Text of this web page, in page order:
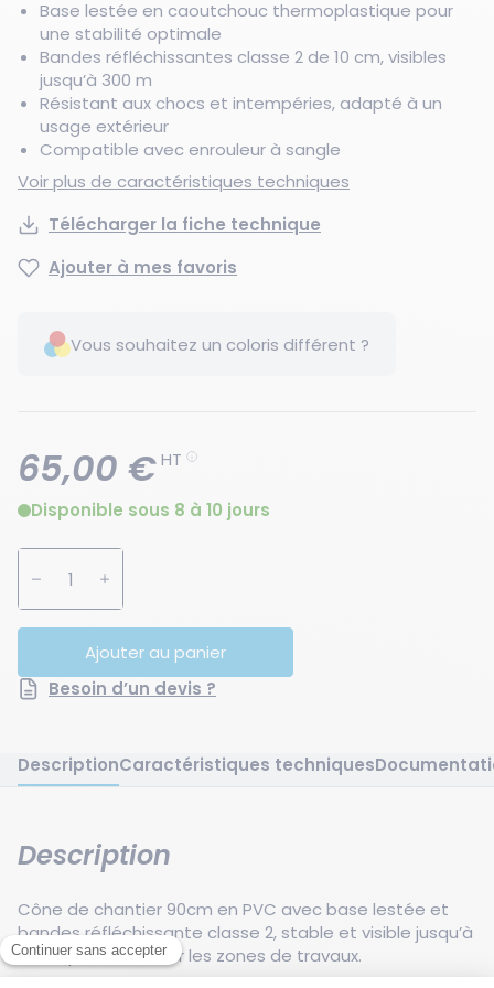
Base lestée en caoutchouc thermoplastique pour
une stabilité optimale
Bandes réfléchissantes classe 2 de 10 cm, visibles
jusqu’à 300 m
Résistant aux chocs et intempéries, adapté à un
usage extérieur
Compatible avec enrouleur à sangle
Voir plus de caractéristiques techniques
Télécharger la fiche technique
Ajouter à mes favoris
Vous souhaitez un coloris différent ?
65,00 €HT
Disponible sous 8 à 10 jours
Augmenter la quantité
Ajouter au panier
Besoin d’un devis ?
DescriptionCaractéristiques techniques
Description
Cône de chantier 90cm en PVC avec base lestée et
bandes réfléchissante classe 2, stable et visible jusqu’à
300m pour sécuriser les zones de travaux.